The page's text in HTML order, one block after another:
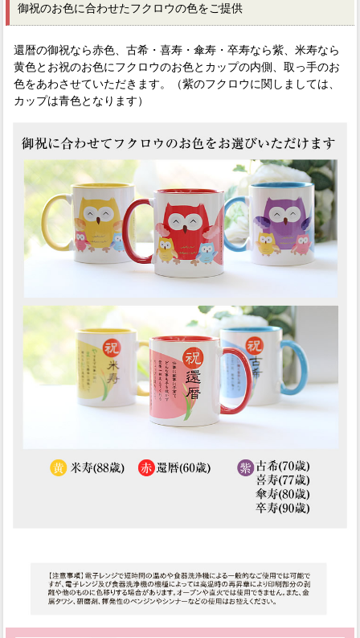
御祝のお色に合わせたフクロウの色をご提供
還暦の御祝なら赤色、古希・喜寿・傘寿・卒寿なら紫、米寿なら
黄色とお祝のお色にフクロウのお色とカップの内側、取っ手のお
色をあわさせていただきます。（紫のフクロウに関しましては、
カップは青色となります）